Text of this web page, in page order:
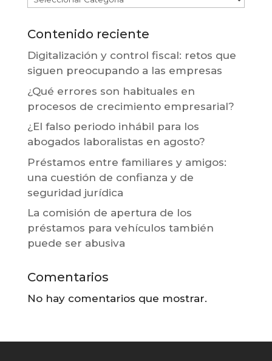
Contenido reciente
Digitalización y control fiscal: retos que
siguen preocupando a las empresas
¿Qué errores son habituales en
procesos de crecimiento empresarial?
¿El falso periodo inhábil para los
abogados laboralistas en agosto?
Préstamos entre familiares y amigos:
una cuestión de confianza y de
seguridad jurídica
La comisión de apertura de los
préstamos para vehículos también
puede ser abusiva
Comentarios
No hay comentarios que mostrar.